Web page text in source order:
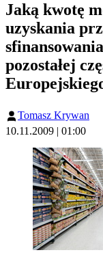
Jaką kwotę
uzyskania
pozostałej
Tomasz Krywan
10.11.2009 | 01:00